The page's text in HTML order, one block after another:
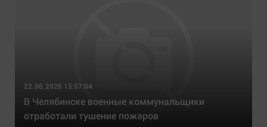
22.06.2026 15:57:04
В Челябинске военные коммунальщики
отработали тушение пожаров